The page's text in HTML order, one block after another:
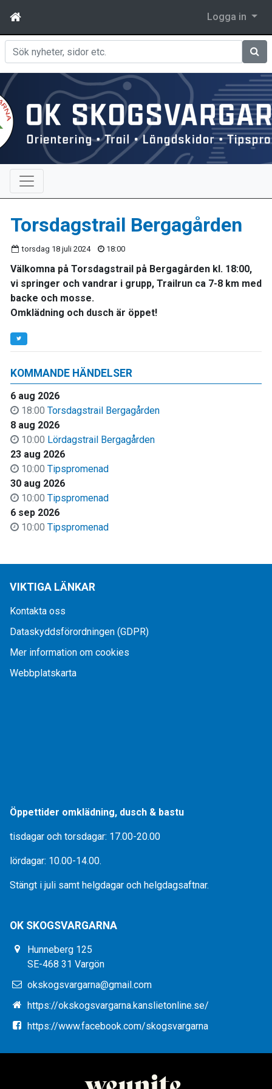
Logga in
Sök
KOMMANDE HÄNDELSER
6 aug 2026
18:00 Torsdagstrail Bergagården
8 aug 2026
10:00 Lördagstrail Bergagården
23 aug 2026
10:00 Tipspromenad
30 aug 2026
10:00 Tipspromenad
6 sep 2026
10:00 Tipspromenad
Torsdagstrail Bergagården
torsdag 18 juli 2024 18:00
Välkomna på Torsdagstrail på Bergagården kl. 18:00,
vi springer och vandrar i grupp, Trailrun ca 7-8 km med
backe och mosse.
Omklädning och dusch är öppet!
VIKTIGA LÄNKAR
Kontakta oss
Dataskyddsförordningen (GDPR)
Mer information om cookies
Webbplatskarta
Öppettider omklädning, dusch & bastu
tisdagar och torsdagar: 17.00-20.00
lördagar: 10.00-14.00.
Stängt i juli samt helgdagar och helgdagsaftnar.
OK SKOGSVARGARNA
Hunneberg 125
SE-468 31 Vargön
okskogsvargarna@gmail.com
https://okskogsvargarna.kanslietonline.se/
https://www.facebook.com/skogsvargarna